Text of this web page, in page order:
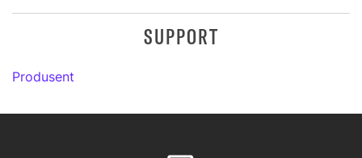
SUPPORT
Produsent